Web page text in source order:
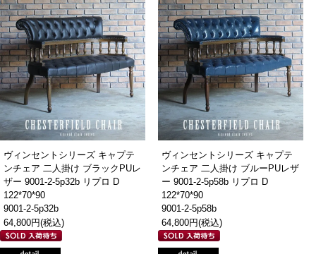
ヴィンセントシリーズ キャプテ
ンチェア 二人掛け ブラックPUレ
ザー 9001-2-5p32b リプロ D
122*70*90
9001-2-5p32b
64,800円(税込)
ヴィンセントシリーズ キャプテ
ンチェア 二人掛け ブルーPUレザ
ー 9001-2-5p58b リプロ D
122*70*90
9001-2-5p58b
64,800円(税込)